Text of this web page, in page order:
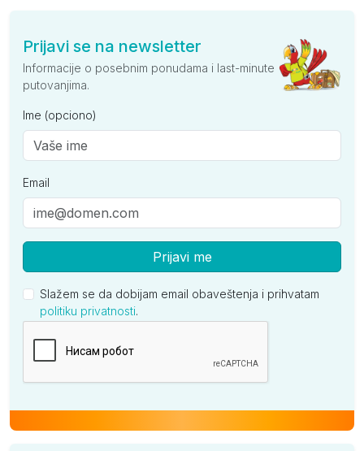
Prijavi se na newsletter
Informacije o posebnim ponudama i last-minute
putovanjima.
Ime (opciono)
Email
Prijavi me
Slažem se da dobijam email obaveštenja i prihvatam
politiku privatnosti.